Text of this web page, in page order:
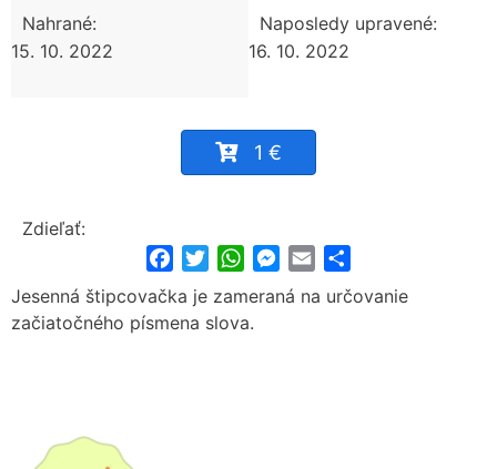
Nahrané:
15. 10. 2022
Naposledy upravené:
16. 10. 2022
1 €
Zdieľať:
FacebookTwitterWhatsApp
Messenger
Email
Jesenná štipcovačka je zameraná na určovanie
začiatočného písmena slova.